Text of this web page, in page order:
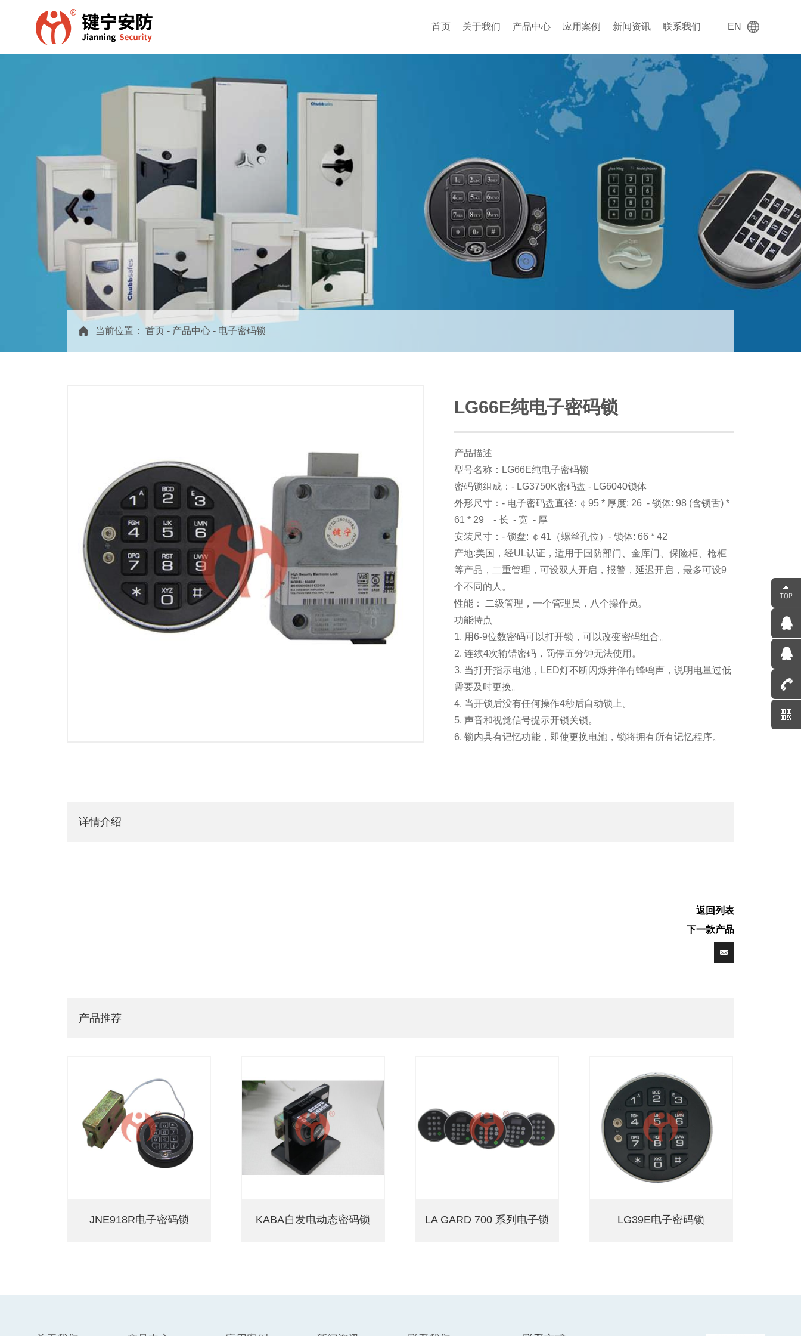
首页 关于我们 产品中心 应用案例 新闻资讯 联系我们 EN
当前位置： 首页 - 产品中心 - 电子密码锁
LG66E纯电子密码锁
产品描述
型号名称：LG66E纯电子密码锁
密码锁组成：- LG3750K密码盘 - LG6040锁体
外形尺寸：- 电子密码盘直径: ￠95 * 厚度: 26 - 锁体: 98 (含锁舌) *
61 * 29 - 长 - 宽 - 厚
安装尺寸：- 锁盘: ￠41（螺丝孔位）- 锁体: 66 * 42
产地:美国，经UL认证，适用于国防部门、金库门、保险柜、枪柜
等产品，二重管理，可设双人开启，报警，延迟开启，最多可设9
个不同的人。
性能： 二级管理，一个管理员，八个操作员。
功能特点
1. 用6-9位数密码可以打开锁，可以改变密码组合。
2. 连续4次输错密码，罚停五分钟无法使用。
3. 当打开指示电池，LED灯不断闪烁并伴有蜂鸣声，说明电量过低
需要及时更换。
4. 当开锁后没有任何操作4秒后自动锁上。
5. 声音和视觉信号提示开锁关锁。
6. 锁内具有记忆功能，即使更换电池，锁将拥有所有记忆程序。
详情介绍
返回列表
下一款产品
产品推荐
JNE918R电子密码锁 KABA自发电动态密码锁 LA GARD 700 系列电子锁 LG39E电子密码锁